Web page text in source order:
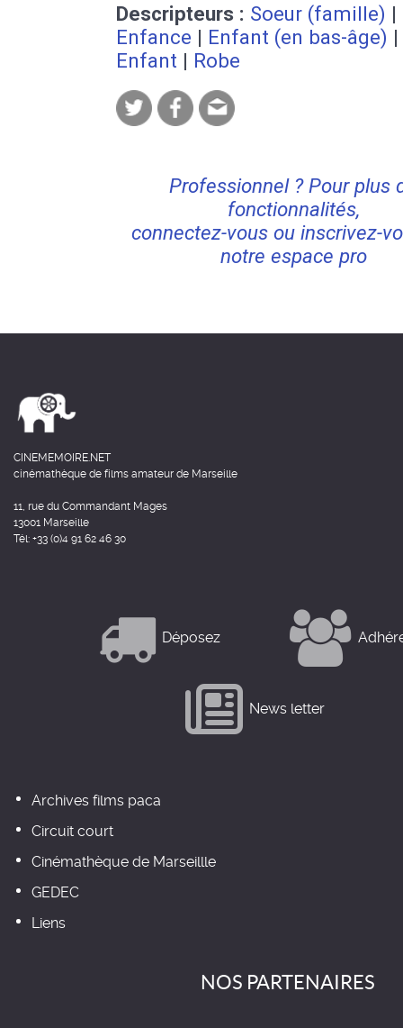
Descripteurs : Soeur (famille) |
Enfance | Enfant (en bas-âge) |
Enfant | Robe
Professionnel ? Pour plus
fonctionnalités,
connectez-vous ou inscrivez-
notre espace pro
CINEMEMOIRE.NET
cinémathèque de films amateur de Marseille
11, rue du Commandant Mages
13001 Marseille
Tél: +33 (0)4 91 62 46 30
Déposez
News letter
Archives films paca
Circuit court
Cinémathèque de Marseillle
GEDEC
Liens
NOS PARTENAIRES